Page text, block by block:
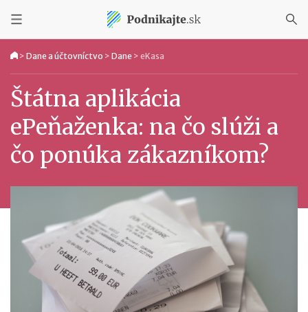
> Dane a účtovníctvo > Dane > eKasa
Štátna aplikácia
ePeňaženka: na čo slúži a
čo ponúka zákazníkom?